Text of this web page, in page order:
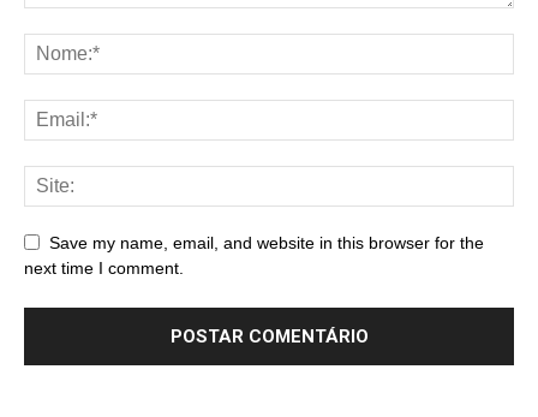
Save my name, email, and website in this browser for the
next time I comment.